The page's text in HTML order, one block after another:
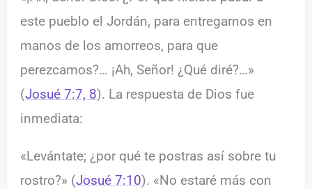
este pueblo el Jordán, para entregarnos en
manos de los amorreos, para que
perezcamos?… ¡Ah, Señor! ¿Qué diré?…»
(Josué 7:7, 8). La respuesta de Dios fue
inmediata:
«Levántate; ¿por qué te postras así sobre tu
rostro?» (Josué 7:10). «No estaré más con